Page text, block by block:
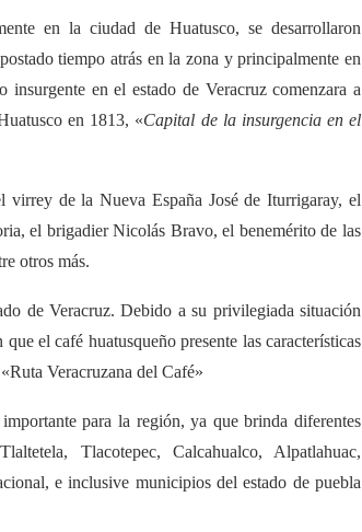
en la ciudad de Huatusco, se desarrollaron
tiempo atrás en la zona y principalmente en
en el estado de Veracruz comenzara a
en 1813, «Capital de la insurgencia en el
virrey de la Nueva España José de Iturrigaray, el
el brigadier Nicolás Bravo, el benemérito de las
otros más.
de Veracruz. Debido a su privilegiada situación
el café huatusqueño presente las características
Veracruzana del Café»
para la región, ya que brinda diferentes
Tlacotepec, Calcahualco, Alpatlahuac,
e inclusive municipios del estado de puebla